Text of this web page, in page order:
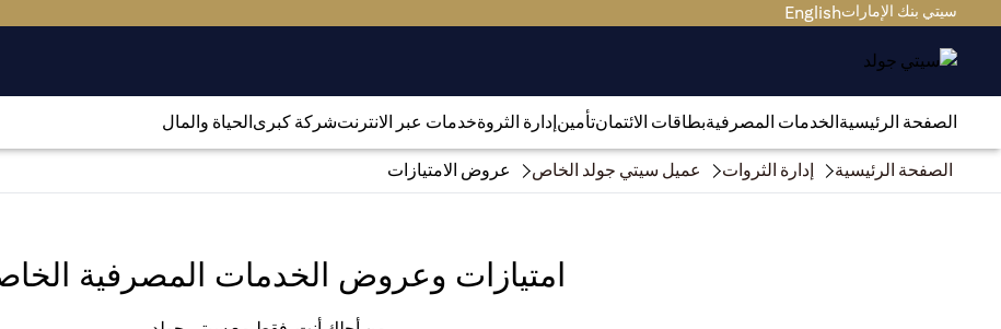
سيتي بنك الإماراتEnglish
الصفحة الرئيسيةالخدمات المصرفيةبطاقات الائتمانتأمينإدارة الثروةخدمات عبر الانترنتشركة كبرىالحياة والمال
الصفحة الرئيسية إدارة الثروات عميل سيتي جولد الخاص عروض الامتيازات
امتيازات وعروض الخدمات المصرفية